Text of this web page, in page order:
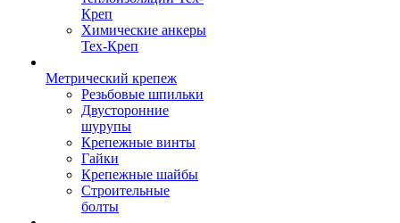
Креп
Химические анкеры
Тех-Креп
Метрический крепеж
Резьбовые шпильки
Двусторонние
шурупы
Крепежные винты
Гайки
Крепежные шайбы
Строительные
болты